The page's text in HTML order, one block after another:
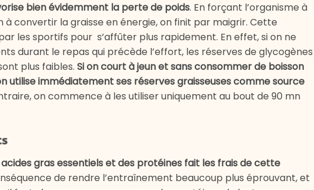
bien évidemment la perte de poids. En forçant l’organisme à
convertir la graisse en énergie, on finit par maigrir. Cette
les sportifs pour s’affûter plus rapidement. En effet, si on ne
durant le repas qui précède l’effort, les réserves de glycogènes
plus faibles. Si on court à jeun et sans consommer de boisson
utilise immédiatement ses réserves graisseuses comme source
on commence à les utiliser uniquement au bout de 90 mn
gras essentiels et des protéines fait les frais de cette
de rendre l’entraînement beaucoup plus éprouvant, et